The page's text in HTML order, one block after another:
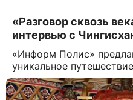
«Разговор сквозь
интервью с
«Информ Полис»
уникальное